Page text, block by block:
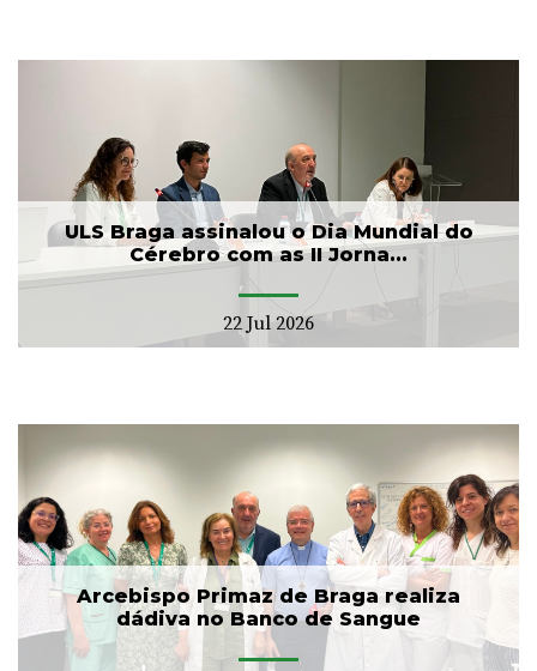
ULS Braga assinalou o Dia Mundial do
Cérebro com as II Jorna...
22 Jul 2026
Arcebispo Primaz de Braga realiza
dádiva no Banco de Sangue